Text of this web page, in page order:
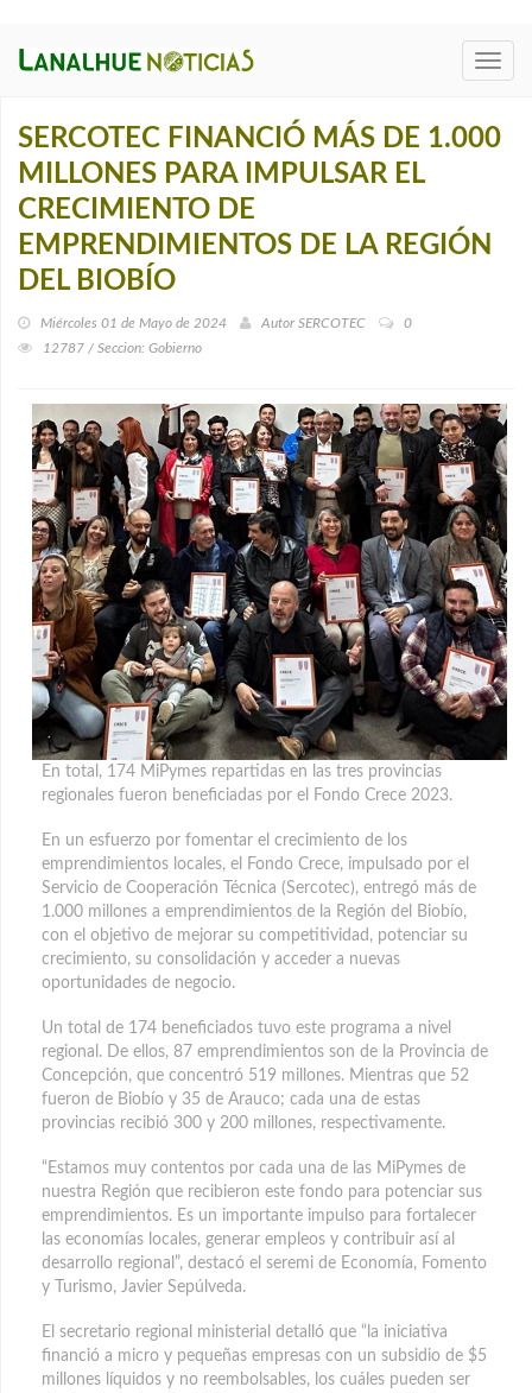
SERCOTEC FINANCIÓ MÁS DE 1.000
MILLONES PARA IMPULSAR EL
CRECIMIENTO DE
EMPRENDIMIENTOS DE LA REGIÓN
DEL BIOBÍO
Miércoles 01 de Mayo de 2024 Autor SERCOTEC
0
12787 / Seccion: Gobierno
En total, 174 MiPymes repartidas en las tres provincias
regionales fueron beneficiadas por el Fondo Crece 2023.
En un esfuerzo por fomentar el crecimiento de los
emprendimientos locales, el Fondo Crece, impulsado por el
Servicio de Cooperación Técnica (Sercotec), entregó más de
1.000 millones a emprendimientos de la Región del Biobío,
con el objetivo de mejorar su competitividad, potenciar su
crecimiento, su consolidación y acceder a nuevas
oportunidades de negocio.
Un total de 174 beneficiados tuvo este programa a nivel
regional. De ellos, 87 emprendimientos son de la Provincia de
Concepción, que concentró 519 millones. Mientras que 52
fueron de Biobío y 35 de Arauco; cada una de estas
provincias recibió 300 y 200 millones, respectivamente.
“Estamos muy contentos por cada una de las MiPymes de
nuestra Región que recibieron este fondo para potenciar sus
emprendimientos. Es un importante impulso para fortalecer
las economías locales, generar empleos y contribuir así al
desarrollo regional”, destacó el seremi de Economía, Fomento
y Turismo, Javier Sepúlveda.
El secretario regional ministerial detalló que “la iniciativa
financió a micro y pequeñas empresas con un subsidio de $5
millones líquidos y no reembolsables, los cuáles pueden ser